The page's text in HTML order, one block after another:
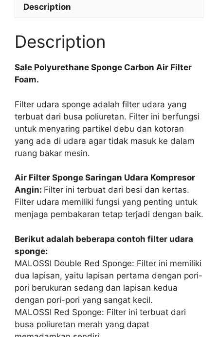
Description
Description
Sale Polyurethane Sponge Carbon Air Filter
Foam.
Filter udara sponge adalah filter udara yang
terbuat dari busa poliuretan. Filter ini berfungsi
untuk menyaring partikel debu dan kotoran
yang ada di udara agar tidak masuk ke dalam
ruang bakar mesin.
Air Filter Sponge Saringan Udara Kompresor
Angin: Filter ini terbuat dari besi dan kertas.
Filter udara memiliki fungsi yang penting untuk
menjaga pembakaran tetap terjadi dengan baik.
Berikut adalah beberapa contoh filter udara
sponge:
MALOSSI Double Red Sponge: Filter ini memiliki
dua lapisan, yaitu lapisan pertama dengan pori-
pori berukuran sedang dan lapisan kedua
dengan pori-pori yang sangat kecil.
MALOSSI Red Sponge: Filter ini terbuat dari
busa poliuretan merah yang dapat